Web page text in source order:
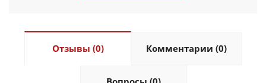
Отзывы (0) Комментарии (0)